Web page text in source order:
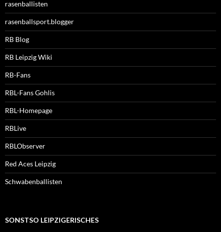
rasenballisten
rasenballsport.blogger
RB Blog
RB Leipzig Wiki
RB-Fans
RBL-Fans Gohlis
RBL-Homepage
RBLive
RBLObserver
Red Aces Leipzig
Schwabenballisten
SONSTSO LEIPZIGERISCHES